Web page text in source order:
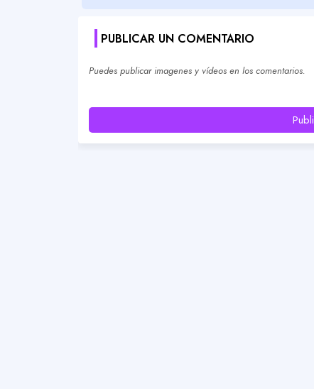
PUBLICAR UN COMENTARIO
Puedes publicar imagenes y vídeos en los comentarios.